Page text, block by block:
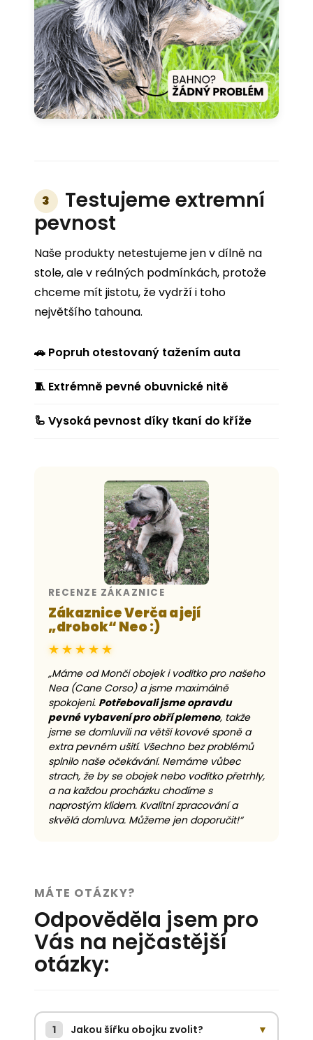
3
Testujeme extremní
pevnost
Naše produkty netestujeme jen v dílně na
stole, ale v reálných podmínkách, protože
chceme mít jistotu, že vydrží i toho
největšího tahouna.
🚗 Popruh otestovaný tažením auta
🧵 Extrémně pevné obuvnické nitě
🦾 Vysoká pevnost díky tkaní do kříže
RECENZE ZÁKAZNICE
Zákaznice Verča a její
„drobok“ Neo :)
★★★★★
„Máme od Monči obojek i vodítko pro našeho
Nea (Cane Corso) a jsme maximálně
spokojeni. Potřebovali jsme opravdu
pevné vybavení pro obří plemeno, takže
jsme se domluvili na větší kovové sponě a
extra pevném ušití. Všechno bez problémů
splnilo naše očekávání. Nemáme vůbec
strach, že by se obojek nebo vodítko přetrhly,
a na každou procházku chodíme s
naprostým klidem. Kvalitní zpracování a
skvělá domluva. Můžeme jen doporučit!“
MÁTE OTÁZKY?
Odpověděla jsem pro
Vás na nejčastější
otázky:
1 Jakou šířku obojku zvolit? ▼